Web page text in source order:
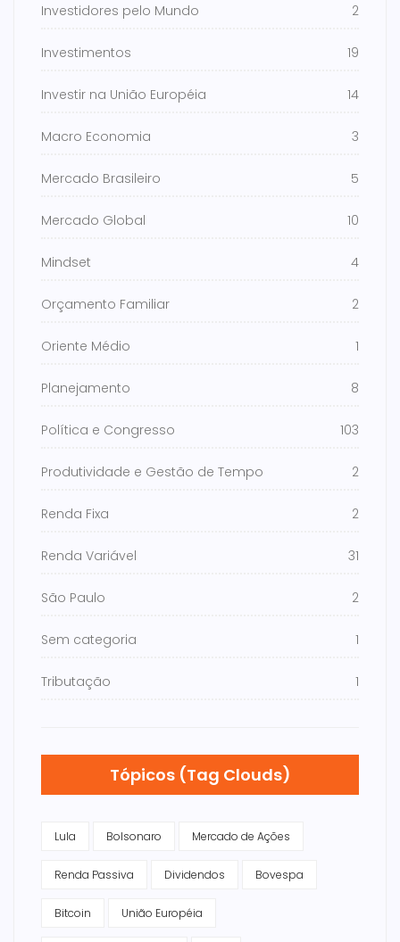
Investidores pelo Mundo 2
Investimentos 19
Investir na União Européia 14
Macro Economia 3
Mercado Brasileiro 5
Mercado Global 10
Mindset 4
Orçamento Familiar 2
Oriente Médio 1
Planejamento 8
Política e Congresso 103
Produtividade e Gestão de Tempo 2
Renda Fixa 2
Renda Variável 31
São Paulo 2
Sem categoria 1
Tributação 1
Tópicos (Tag Clouds)
Lula Bolsonaro Mercado de Ações
Renda Passiva Dividendos Bovespa
Bitcoin União Européia